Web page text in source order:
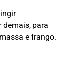
demais, para
e frango.